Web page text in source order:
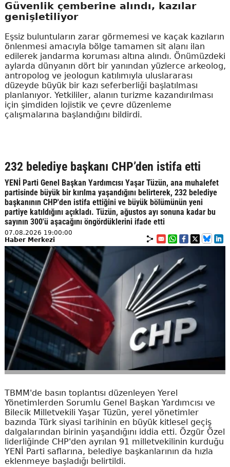
Güvenlik çemberine alındı, kazılar
genişletiliyor
Eşsiz buluntuların zarar görmemesi ve kaçak kazıların
önlenmesi amacıyla bölge tamamen sit alanı ilan
edilerek jandarma koruması altına alındı. Önümüzdeki
aylarda dünyanın dört bir yanından yüzlerce arkeolog,
antropolog ve jeologun katılımıyla uluslararası
düzeyde büyük bir kazı seferberliği başlatılması
planlanıyor. Yetkililer, alanın turizme kazandırılması
için şimdiden lojistik ve çevre düzenleme
çalışmalarına başlandığını bildirdi.
232 belediye başkanı CHP’den istifa etti
YENİ Parti Genel Başkan Yardımcısı Yaşar Tüzün, ana muhalefet
partisinde büyük bir kırılma yaşandığını belirterek, 232 belediye
başkanının CHP'den istifa ettiğini ve büyük bölümünün yeni
partiye katıldığını açıkladı. Tüzün, ağustos ayı sonuna kadar bu
sayının 300'ü aşacağını öngördüklerini ifade etti
07.08.2026 19:00:00
Haber Merkezi
TBMM'de basın toplantısı düzenleyen Yerel
Yönetimlerden Sorumlu Genel Başkan Yardımcısı ve
Bilecik Milletvekili Yaşar Tüzün, yerel yönetimler
bazında Türk siyasi tarihinin en büyük kitlesel geçiş
dalgalarından birinin yaşandığını iddia etti. Özgür Özel
liderliğinde CHP'den ayrılan 91 milletvekilinin kurduğu
YENİ Parti saflarına, belediye başkanlarının da hızla
eklenmeye başladığı belirtildi.